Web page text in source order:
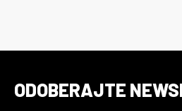
ODOBERAJTE